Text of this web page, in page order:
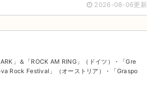
2026-08-06更新
」＆「ROCK AM RING」（ドイツ）・「Gre
Rock Festival」（オーストリア）・「Graspo